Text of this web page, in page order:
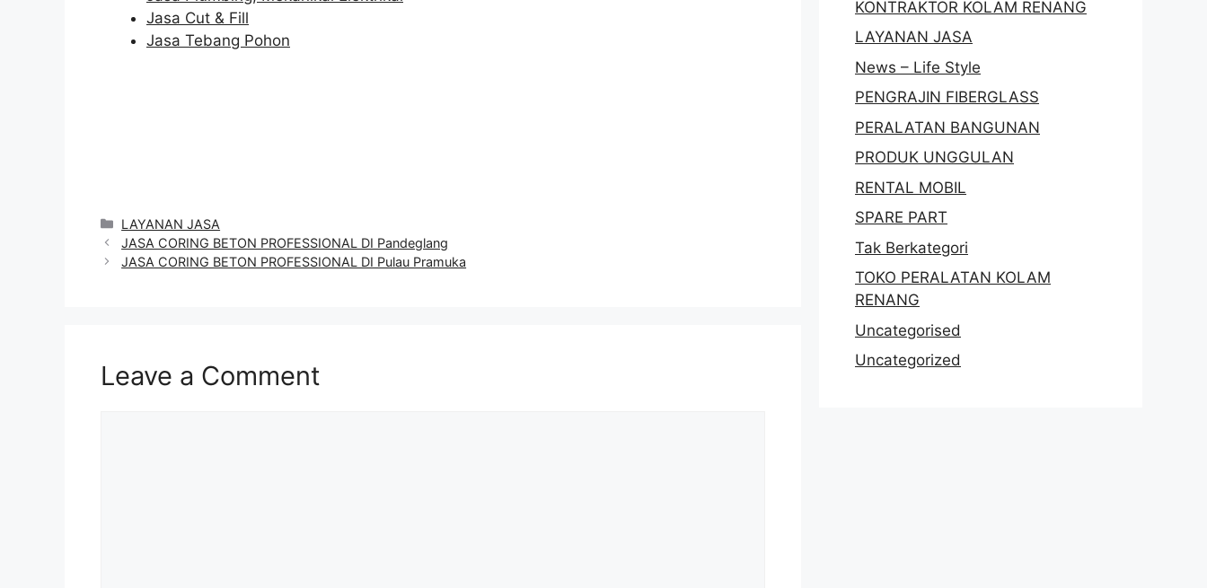
Jasa Cut & Fill
Jasa Tebang Pohon
Categories
LAYANAN JASA
JASA CORING BETON PROFESSIONAL DI Pandeglang
JASA CORING BETON PROFESSIONAL DI Pulau Pramuka
Leave a Comment
KONTRAKTOR KOLAM RENANG
LAYANAN JASA
News – Life Style
PENGRAJIN FIBERGLASS
PERALATAN BANGUNAN
PRODUK UNGGULAN
RENTAL MOBIL
SPARE PART
Tak Berkategori
TOKO PERALATAN KOLAM
RENANG
Uncategorised
Uncategorized